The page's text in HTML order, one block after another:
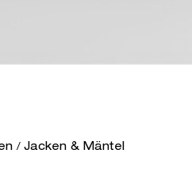
/ Jacken & Mäntel